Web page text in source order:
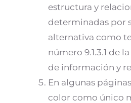
estructura y
determinadas por
alternativa como
número 9.1.3.1 de
de información y
En algunas
color como único